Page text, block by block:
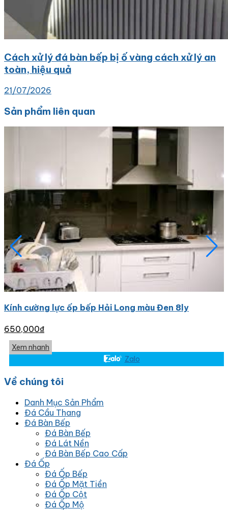
Cách xử lý đá bàn bếp bị ố vàng cách xử lý an
toàn, hiệu quả
21/07/2026
Sản phẩm liên quan
Kính cường lực ốp bếp Hải Long màu Đen 8ly
650,000₫
Xem nhanh
Zalo
Về chúng tôi
Danh Mục Sản Phẩm
Đá Cầu Thang
Đá Bàn Bếp
Đá Bàn Bếp
Đá Lát Nền
Đá Bàn Bếp Cao Cấp
Đá Ốp
Đá Ốp Bếp
Đá Ốp Mặt Tiền
Đá Ốp Cột
Đá Ốp Mộ